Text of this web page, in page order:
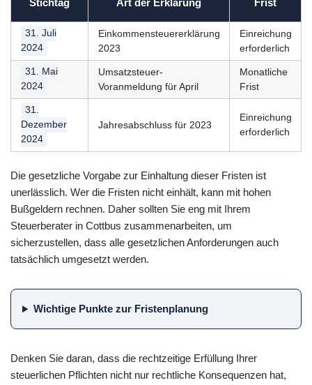
31. Juli
2024
Einkommensteuererklärung
2023
Einreichung
erforderlich
31. Mai
2024
Umsatzsteuer-
Voranmeldung für April
Monatliche
Frist
31.
Dezember
2024
Jahresabschluss für 2023
Einreichung
erforderlich
Die gesetzliche Vorgabe zur Einhaltung dieser Fristen ist
unerlässlich. Wer die Fristen nicht einhält, kann mit hohen
Bußgeldern rechnen. Daher sollten Sie eng mit Ihrem
Steuerberater in Cottbus zusammenarbeiten, um
sicherzustellen, dass alle gesetzlichen Anforderungen auch
tatsächlich umgesetzt werden.
Wichtige Punkte zur Fristenplanung
Denken Sie daran, dass die rechtzeitige Erfüllung Ihrer
steuerlichen Pflichten nicht nur rechtliche Konsequenzen hat,